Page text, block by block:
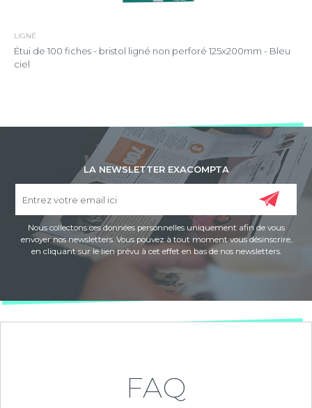
LIGNÉ
Étui de 100 fiches - bristol ligné non perforé 125x200mm - Bleu
ciel
LA NEWSLETTER EXACOMPTA
Nous collectons ces données personnelles uniquement afin de vous
envoyer nos newsletters. Vous pouvez à tout moment vous désinscrire,
en cliquant sur le lien prévu à cet effet en bas de nos newsletters.
FAQ